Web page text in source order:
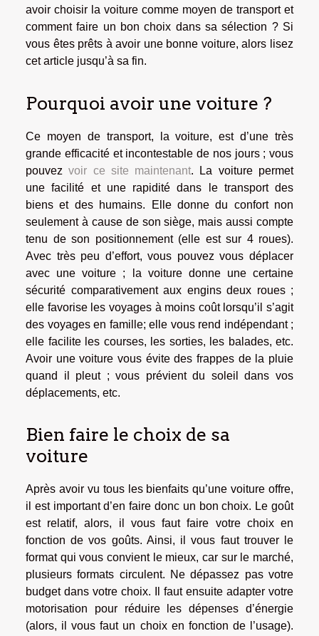
avoir choisir la voiture comme moyen de transport et
comment faire un bon choix dans sa sélection ? Si
vous êtes prêts à avoir une bonne voiture, alors lisez
cet article jusqu’à sa fin.
Pourquoi avoir une voiture ?
Ce moyen de transport, la voiture, est d’une très
grande efficacité et incontestable de nos jours ; vous
pouvezvoir ce site maintenant. La voiture permet
une facilité et une rapidité dans le transport des
biens et des humains. Elle donne du confort non
seulement à cause de son siège, mais aussi compte
tenu de son positionnement (elle est sur 4 roues).
Avec très peu d’effort, vous pouvez vous déplacer
avec une voiture ; la voiture donne une certaine
sécurité comparativement aux engins deux roues ;
elle favorise les voyages à moins coût lorsqu’il s’agit
des voyages en famille; elle vous rend indépendant ;
elle facilite les courses, les sorties, les balades, etc.
Avoir une voiture vous évite des frappes de la pluie
quand il pleut ; vous prévient du soleil dans vos
déplacements, etc.
Bien faire le choix de sa
voiture
Après avoir vu tous les bienfaits qu’une voiture offre,
il est important d’en faire donc un bon choix. Le goût
est relatif, alors, il vous faut faire votre choix en
fonction de vos goûts. Ainsi, il vous faut trouver le
format qui vous convient le mieux, car sur le marché,
plusieurs formats circulent. Ne dépassez pas votre
budget dans votre choix. Il faut ensuite adapter votre
motorisation pour réduire les dépenses d’énergie
(alors, il vous faut un choix en fonction de l’usage).